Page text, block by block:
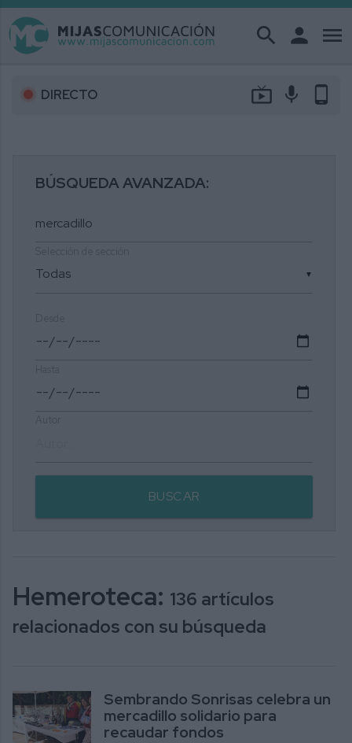
search person menu
DIRECTO live_tv mic phone_android
BÚSQUEDA AVANZADA:
▼
BUSCAR
Hemeroteca: 136 artículos
relacionados con su búsqueda
Sembrando Sonrisas celebra un
mercadillo solidario para
recaudar fondos